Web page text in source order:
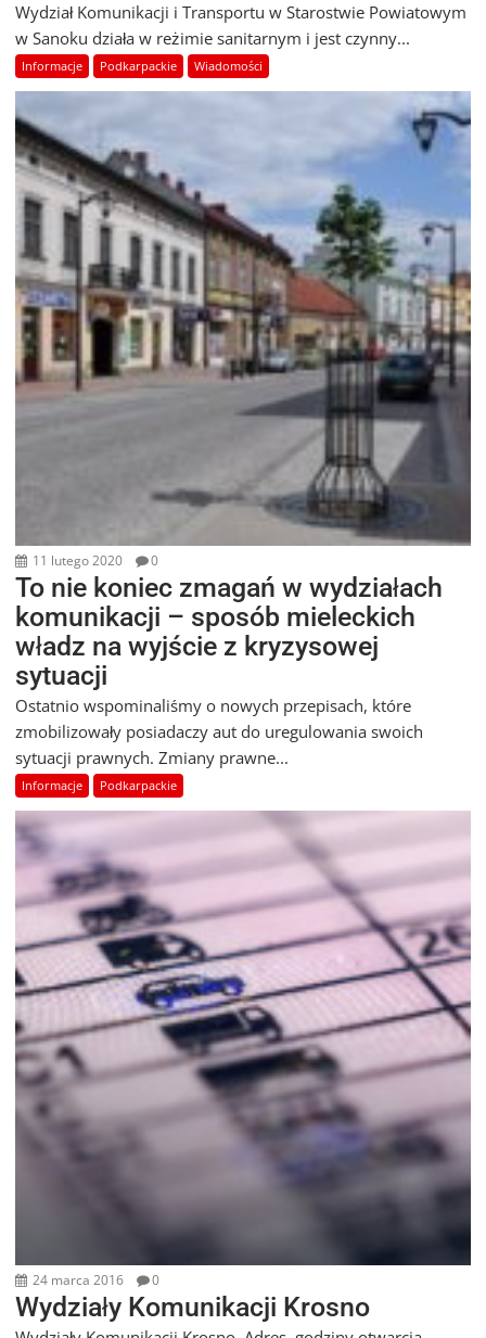
Wydział Komunikacji i Transportu w Starostwie Powiatowym
w Sanoku działa w reżimie sanitarnym i jest czynny...
Informacje Podkarpackie Wiadomości
11 lutego 2020 0
To nie koniec zmagań w wydziałach
komunikacji – sposób mieleckich
władz na wyjście z kryzysowej
sytuacji
Ostatnio wspominaliśmy o nowych przepisach, które
zmobilizowały posiadaczy aut do uregulowania swoich
sytuacji prawnych. Zmiany prawne...
Informacje Podkarpackie
24 marca 2016 0
Wydziały Komunikacji Krosno